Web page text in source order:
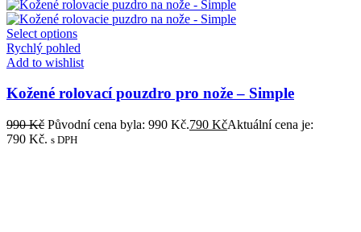
Select options
Rychlý pohled
Add to wishlist
Kožené rolovací pouzdro pro nože – Simple
990Kč Původní cena byla: 990 Kč.790 KčAktuální cena je:
790 Kč. s DPH